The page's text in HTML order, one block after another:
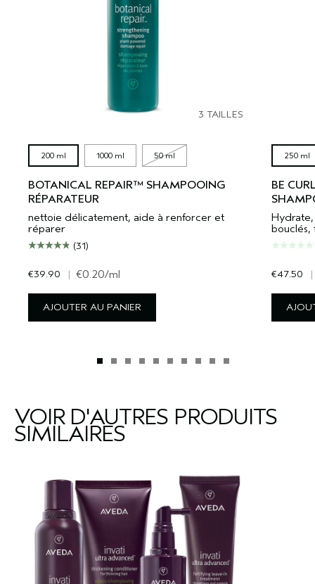
3 TAILLES
200 ml 1000 ml 50 ml
BOTANICAL REPAIR™ SHAMPOOING
RÉPARATEUR
nettoie délicatement, aide à renforcer et
réparer
(31)
€39.90 | €0.20/ml
AJOUTER AU PANIER
250 ml
BE
bouclés,
€47.50 |
VOIR D'AUTRES PRODUITS
SIMILAIRES